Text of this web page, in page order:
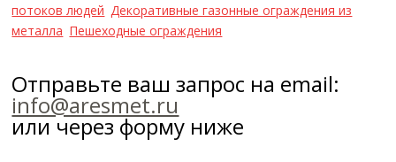
потоков людей Декоративные газонные ограждения из
металла Пешеходные ограждения
Отправьте ваш запрос на email:
info@aresmet.ru
или через форму ниже